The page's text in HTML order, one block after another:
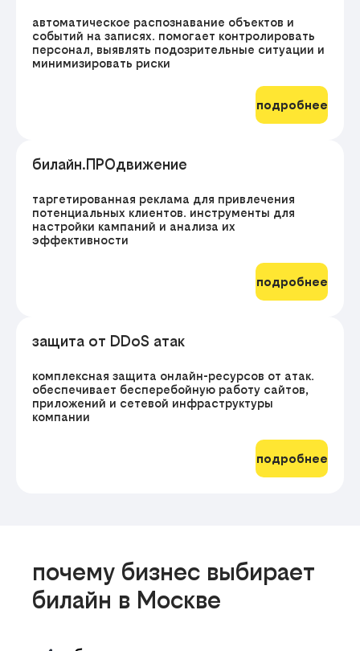
автоматическое распознавание объектов и
событий на записях. помогает контролировать
персонал, выявлять подозрительные ситуации и
минимизировать риски
подробнее
билайн.ПРОдвижение
таргетированная реклама для привлечения
потенциальных клиентов. инструменты для
настройки кампаний и анализа их
эффективности
подробнее
защита от DDoS атак
комплексная защита онлайн-ресурсов от атак.
обеспечивает бесперебойную работу сайтов,
приложений и сетевой инфраструктуры
компании
подробнее
почему бизнес выбирает
билайн в Москве